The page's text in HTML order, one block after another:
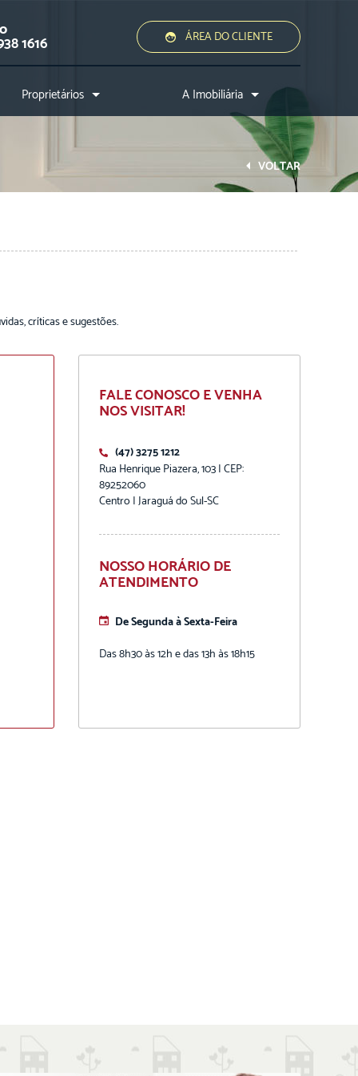
1616 ÁREA DO CLIENTE
Proprietários A Imobiliária
Nossos diferenciais
Nossos profissionais
VOLTAR
críticas e sugestões.
FALE CONOSCO E VENHA
NOS VISITAR!
(47) 3275 1212
Rua Henrique Piazera, 103 | CEP:
89252060
Centro | Jaraguá do Sul-SC
NOSSO HORÁRIO DE
ATENDIMENTO
De Segunda à Sexta-Feira
Das 8h30 às 12h e das 13h às 18h15